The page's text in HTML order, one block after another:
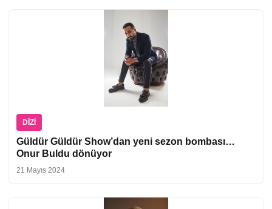
DIZI
Güldür Güldür Show’dan yeni sezon bombası…
Onur Buldu dönüyor
21 Mayıs 2024